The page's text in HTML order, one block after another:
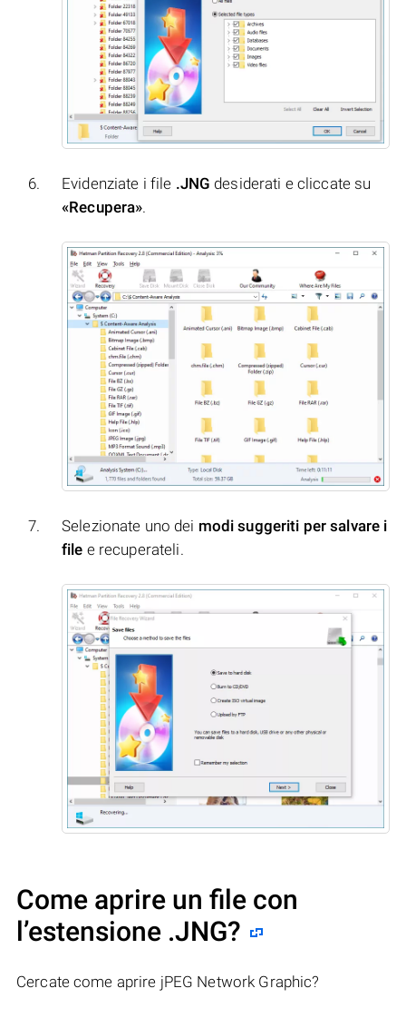
Evidenziate i file .JNG desiderati e cliccate su
«Recupera».
Selezionate uno dei modi suggeriti per salvare i
file e recuperateli.
Come aprire un file con
l’estensione .JNG?
Cercate come aprire jPEG Network Graphic?